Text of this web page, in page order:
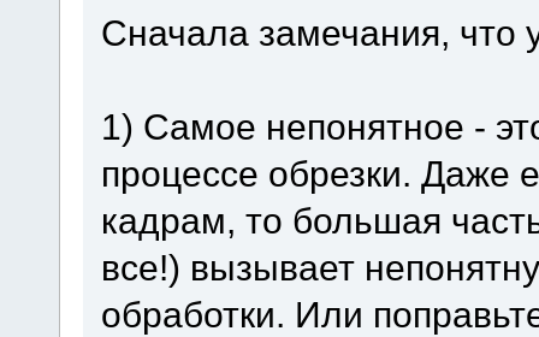
Сначала замечания, что
1) Самое непонятное -
процессе обрезки. Даже
кадрам, то большая
все!) вызывает
обработки. Или